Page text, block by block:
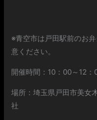
※青空市は戸田駅前のお
意ください。
開催時間：10：00～12：
場所：埼玉県戸田市美
社